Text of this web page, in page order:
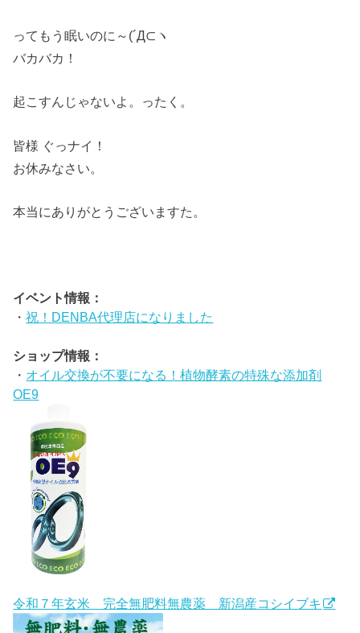
ってもう眠いのに～(´Д⊂ヽ
バカバカ！
起こすんじゃないよ。ったく。
皆様 ぐっナイ！
お休みなさい。
本当にありがとうございますた。
イベント情報：
・祝！DENBA代理店になりました
ショップ情報：
・ オイル交換が不要になる！植物酵素の特殊な添加剤
OE9
令和７年玄米 完全無肥料無農薬 新潟産コシイブキ